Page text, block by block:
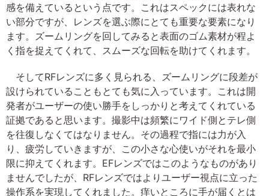
感を備えているという点です。これはスペックには表れな
い部分ですが、レンズを選ぶ際にとても重要な要素になり
ます。ズームリングを回してみると表面のゴム素材が程よ
く指を捉えてくれて、スムーズな回転を助けてくれます。
そしてRFレンズに多く見られる、ズームリングに段差が
設けられていることもとても気に入っています。これは開
発者がユーザーの使い勝手をしっかりと考えてくれている
証拠であると思います。撮影中は頻繁にワイド側とテレ側
を往復しなくてはなりません。その過程で指には力が入
り、疲労していきますが、この小さな心使いがそれを最小
限に抑えてくれます。EFレンズではこのようなものがあり
ませんでしたが、RFレンズではよりユーザー視点に立った
操作系を実現してくれました。痒いところに手が届くとは